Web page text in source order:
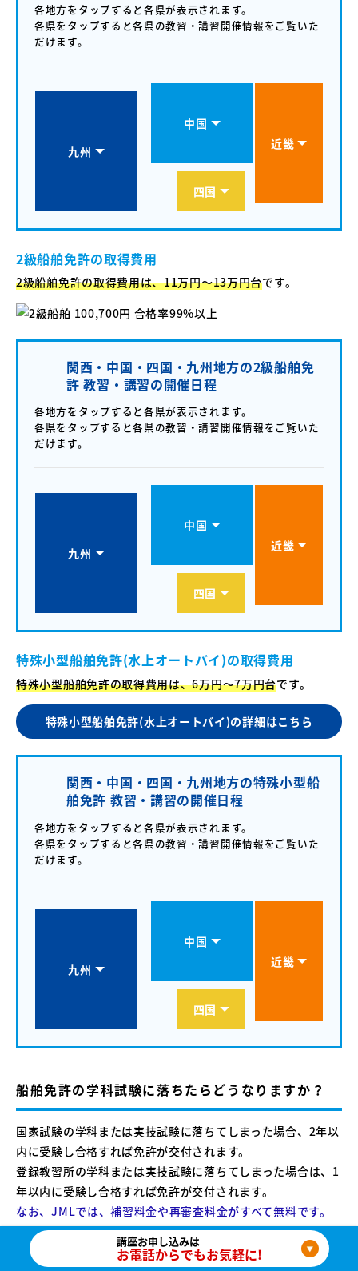
各地方をタップすると各県が表示されます。
各県をタップすると各県の教習・講習開催情報をご覧いた
だけます。
九州
中国
四国
近畿
2級船舶免許の取得費用
2級船舶免許の取得費用は、11万円〜13万円台です。
関西・中国・四国・九州地方の2級船舶免
許 教習・講習の開催日程
各地方をタップすると各県が表示されます。
各県をタップすると各県の教習・講習開催情報をご覧いた
だけます。
九州
中国
四国
近畿
特殊小型船舶免許(水上オートバイ)の取得費用
特殊小型船舶免許の取得費用は、6万円〜7万円台です。
特殊小型船舶免許(水上オートバイ)の詳細はこちら
関西・中国・四国・九州地方の特殊小型船
舶免許 教習・講習の開催日程
各地方をタップすると各県が表示されます。
各県をタップすると各県の教習・講習開催情報をご覧いた
だけます。
九州
中国
四国
近畿
船舶免許の学科試験に落ちたらどうなりますか？
国家試験の学科または実技試験に落ちてしまった場合、2年以
内に受験し合格すれば免許が交付されます。
登録教習所の学科または実技試験に落ちてしまった場合は、1
年以内に受験し合格すれば免許が交付されます。
なお、JMLでは、補習料金や再審査料金がすべて無料です。
なお、累計200万人以上の免許取得を支援している日本海洋
資格センター（JML）で講習を受けると、国家試験が免除に
講座お申し込みは
お電話からでもお気軽に!